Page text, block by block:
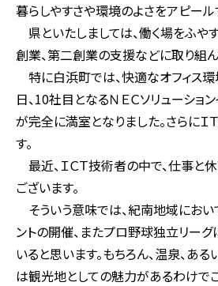
暮らしやすさや環境のよさをアピー
県といたしましては、働く場をふ
創業、第二創業の支援などに取り組ん
特に白浜町では、快適なオフィス
日、10社目となるＮＥＣソリューショ
が完全に満室となりました。さらに
す。
最近、ＩＣＴ技術者の中で、仕事と
ございます。
そういう意味では、紀南地域にお
ントの開催、またプロ野球独立リー
いると思います。もちろん、温泉、あ
は観光地としての魅力があるわけで